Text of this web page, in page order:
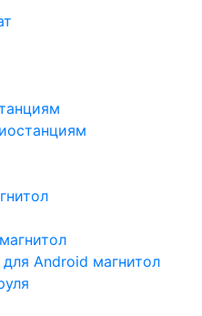
Android магнитол